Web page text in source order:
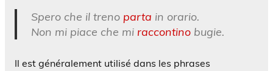
Spero che il treno parta in orario.
Non mi piace che mi raccontinobugie.
Il est généralement utilisé dans les phrases